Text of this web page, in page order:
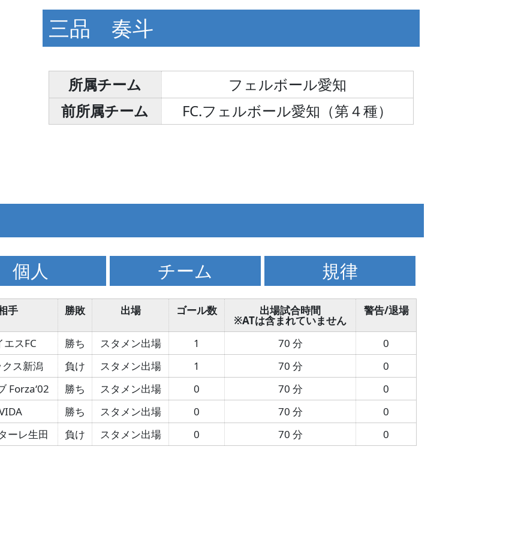
三品 奏斗
所属チーム
フェルボール愛知
前所属チーム
FC.フェルボール愛知（第４種）
個人 チーム 規律
手 勝敗 出場 ゴール数 出場試合時間
※ATは含まれていません
警告/退場
エスFC 勝ち スタメン出場 1 70 分
0
ス新潟 負け スタメン出場 1 70 分
0
Forza‘02 勝ち スタメン出場 0 70 分
0
勝ち スタメン出場 0 70 分
0
ーレ生田 負け スタメン出場 0 70 分 0